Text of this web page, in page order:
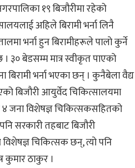
१९ बिजौरीमा रहेको
अहिले बिरामी भर्ना लिनै
भर्ना हुन बिरामीहरूले पालो कुर्ने
बेडसम्म मात्र स्वीकृत पाएको
भर्ना भएका छन् । कुनैबेला वैद्य
बिजौरी आयुर्वेद चिकित्सालयमा
जना विशेषज्ञ चिकित्सकसहितको
सरकारी तहबाट बिजौरी
चिकित्सक छन्, त्यो पनि
कुमार ठाकुर ।